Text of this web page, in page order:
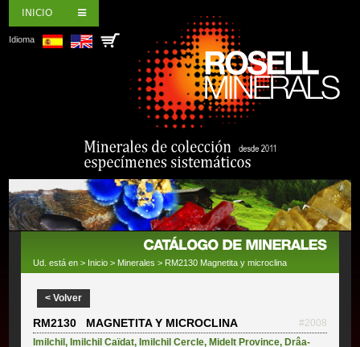
INICIO
Idioma
Ud. está en > Inicio > Minerales > RM2130 Magnetita y microclina
< Volver
RM2130 MAGNETITA Y MICROCLINA
#2008
Imilchil,Imilchil Caïdat,Imilchil Cercle,Midelt Province,Drâa-